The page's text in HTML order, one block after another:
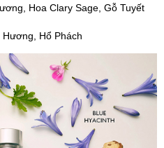
Hoa Clary Sage, Gỗ Tuyết
Hổ Phách